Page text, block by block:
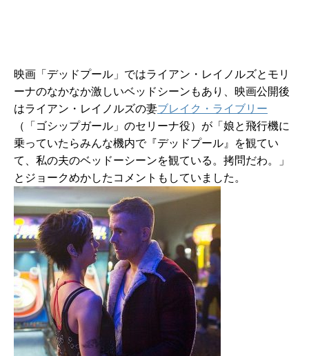
映画「デッドプール」ではライアン・レイノルズとモリ
ーナのなかなか激しいベッドシーンもあり、映画公開後
はライアン・レイノルズの妻ブレイク・ライブリー
（「ゴシップガール」のセリーナ役）が「娘と飛行機に
乗っていたらみんな機内で『デッドプール』を観てい
て、私の夫のベッドーシーンを観ている。拷問だわ。」
とジョークめかしたコメントもしていました。